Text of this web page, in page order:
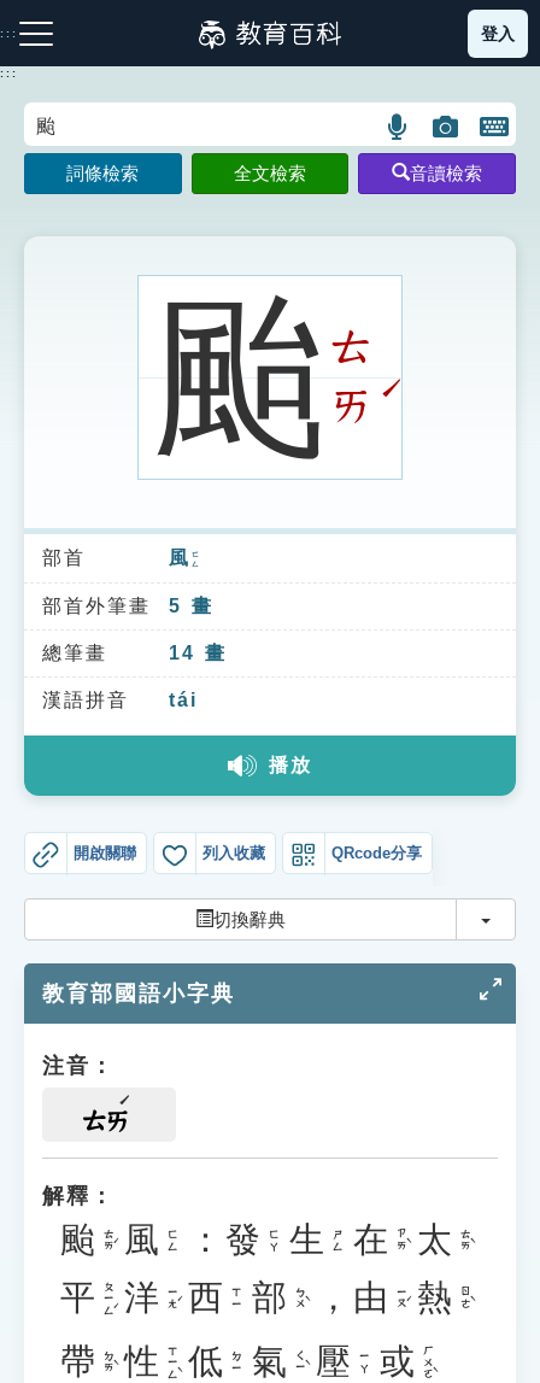
到
主
:::
注音索引圖示 筆畫索引圖示 部首索引表圖示
索引選單
知識索引
單字索引
生命大百科索引
教學應用
貓頭鷹博士
登入
:::
語
言
搜
示
圖
片
搜
開
鍵
圖
詞條檢索 全文檢索 音讀檢索
颱ㄊ
ㄞˊ
部首 風 ㄈㄥ
部首外筆畫 5 畫
總筆畫 14 畫
漢語拼音 tái
播放
開啟關聯 列入收藏 QRcode分享
切換辭典 切換
教育部國語小字典
注音：
ㄊㄞ
解釋：
颱 ㄊㄞˊ 風 ㄈㄥ ： 發 ㄈㄚ 生 ㄕㄥ 在 ㄗㄞˋ 太 ㄊㄞˋ
平 ㄆㄧㄥˊ 洋 ㄧㄤˊ 西 ㄒㄧ 部 ㄅㄨˋ ， 由 ㄧㄡˊ 熱 ㄖㄜˋ
帶 ㄉㄞˋ 性 ㄒㄧㄥˋ 低 ㄉㄧ 氣 ㄑㄧˋ 壓 ㄧㄚ 或 ㄏㄨㄛˋ